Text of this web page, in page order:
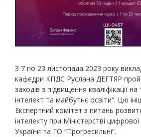
З 7 по 23 листопада 2023 року
кафедри КПДС Руслана ДЕГТЯР
заходів з підвищення кваліфікації
інтелект та майбутнє освіти”. Цю
Експертний комітет з питань
інтелекту при Міністерстві
України та ГО “Прогресильні”.